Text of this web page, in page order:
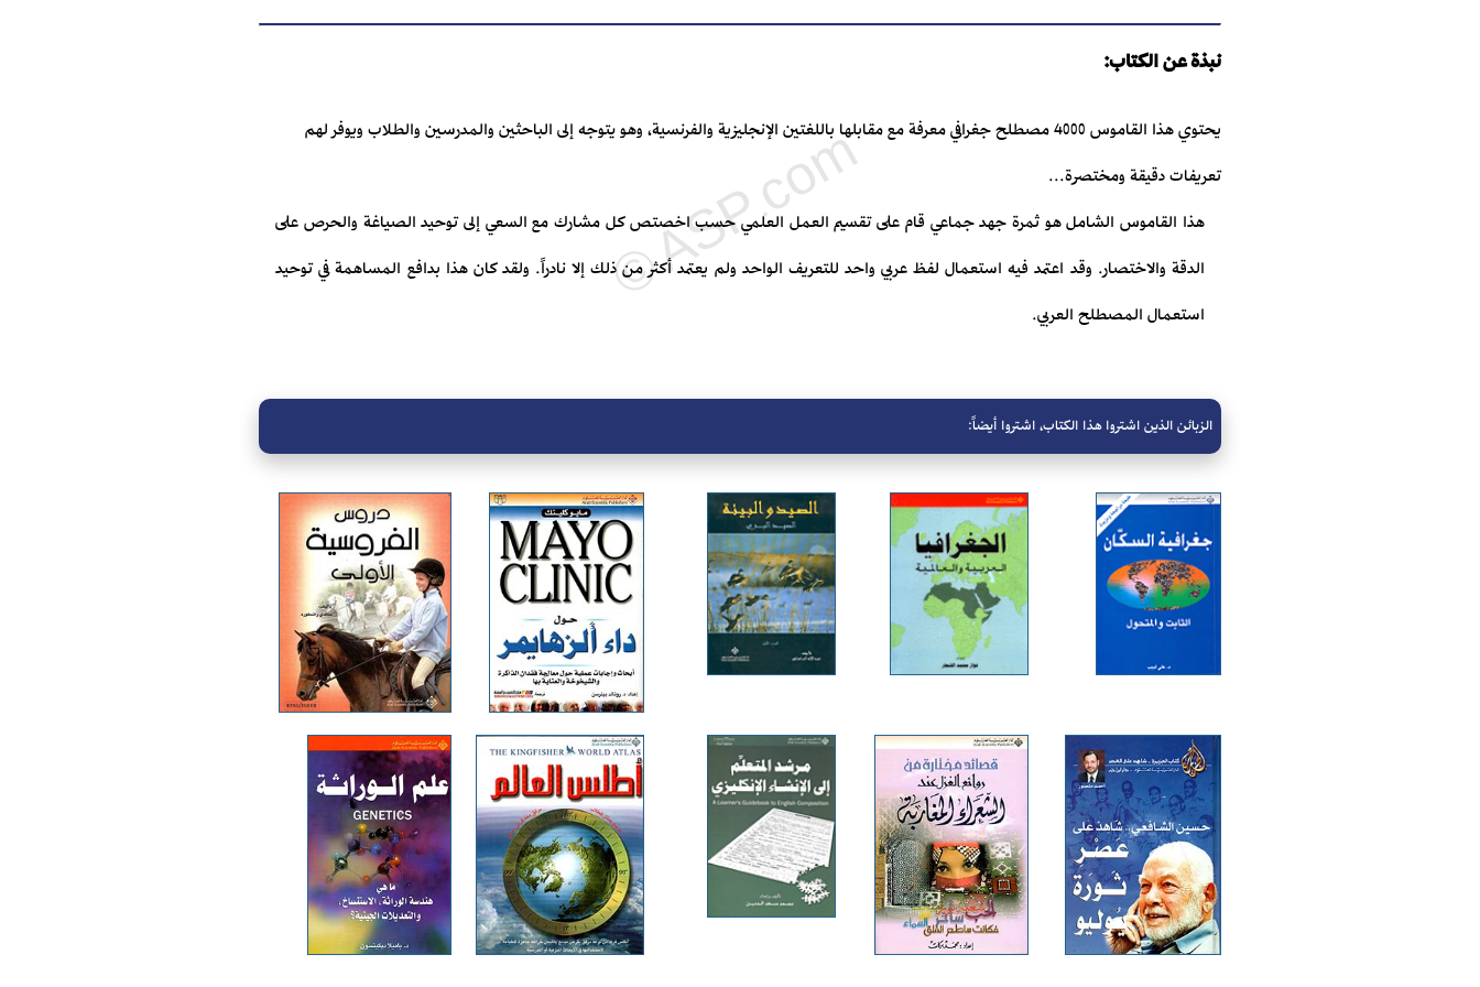
نبذة عن الكتاب:
يحتوي هذا القاموس 4000 مصطلح جغرافي معرفة مع مقابلها باللغتين الإنجليزية والفرنسية، وهو يتوجه إلى الباحثين والمدرسين والطلاب ويوفر لهم
تعريفات دقيقة ومختصرة...
هذا القاموس الشامل هو ثمرة جهد جماعي قام على تقسيم العمل العلمي حسب اخصتص كل مشارك مع السعي إلى توحيد الصياغة والحرص على
الدقة والاختصار. وقد اعتمد فيه استعمال لفظ عربي واحد للتعريف الواحد ولم يعتمد أكثر من ذلك إلا نادراً. ولقد كان هذا بدافع المساهمة في توحيد
استعمال المصطلح العربي.
الزبائن الذين اشتروا هذا الكتاب، اشتروا أيضاً: